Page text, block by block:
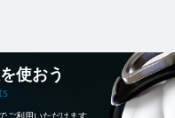
使おう